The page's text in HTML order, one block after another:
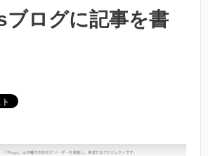
ログに記事を書